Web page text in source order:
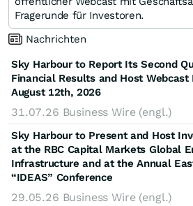
Fragerunde für Investoren.
Nachrichten
Sky Harbour to Report Its Second
Financial Results and Host
August 12th, 2026
31.07.26 Business Wire (engl.)
Sky Harbour to Present and Host
at the RBC Capital Markets Global
Infrastructure and at the Annual
“IDEAS” Conference
29.05.26 Business Wire (engl.)